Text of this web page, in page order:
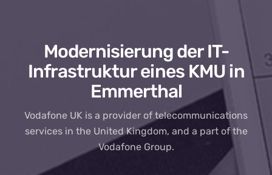
Modernisierung der IT-
Infrastruktur eines KMU in
Emmerthal
Vodafone UK is a provider of telecommunications
services in the United Kingdom, and a part of the
Vodafone Group.